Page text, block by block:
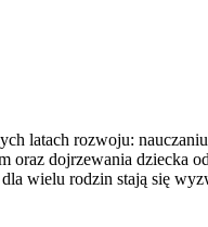
latach rozwoju:
dojrzewania dziecka
dla wielu rodzin stają się